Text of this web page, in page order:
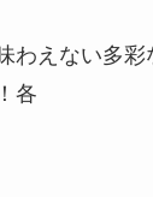
わえない多
各